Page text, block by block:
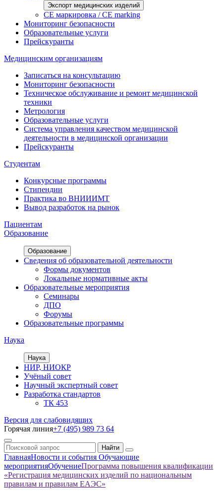
Экспорт медицинских изделий
CE маркировка / CE marking
Мониторинг безопасности
Образовательные услуги
Прейскуранты
Медицинским организациям
Записаться на консультацию
Мониторинг безопасности
Техническое обслуживание и ремонт медицинской
техники
Метрология
Образовательные услуги
Система управления качеством медицинской
деятельности в медицинской организации
Прейскуранты
Студентам
Конкурсные программы
Стипендии
Практика во ВНИИИМТ
Вывод разработок на рынок
Пациентам
Образование
Образование
Сведения об образовательной деятельности
Формы документов
Локальные нормативные акты
Образовательные мероприятия
Семинары
ДПО
Форумы
Образовательные программы
Наука
Наука
НИР, НИОКР
Учёный совет
Научный экспертный совет
Разработка стандартов
ТК 453
Версия для слабовидящих
Горячая линия+7 (495) 989 73 64
ГлавнаяНовости и события Обучающие
мероприятияОбучениеПрограмма повышения квалификации
«Регистрация медицинских изделий по национальным
правилам и правилам ЕАЭС»